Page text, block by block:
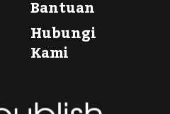
Bantuan
Hubungi
Kami